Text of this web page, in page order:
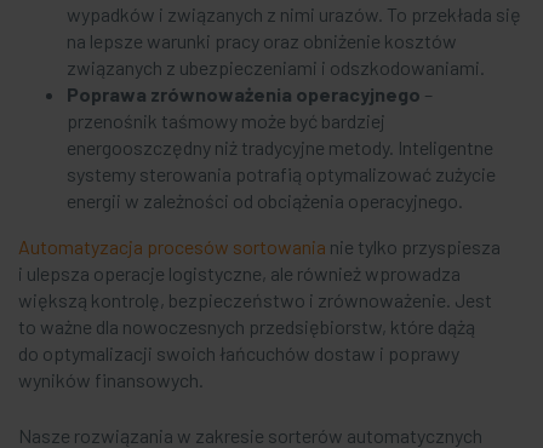
wypadków i związanych z nimi urazów. To przekłada się
na lepsze warunki pracy oraz obniżenie kosztów
związanych z ubezpieczeniami i odszkodowaniami.
Poprawa zrównoważenia operacyjnego –
przenośnik taśmowy może być bardziej
energooszczędny niż tradycyjne metody. Inteligentne
systemy sterowania potrafią optymalizować zużycie
energii w zależności od obciążenia operacyjnego.
Automatyzacja procesów sortowania nie tylko przyspiesza
i ulepsza operacje logistyczne, ale również wprowadza
większą kontrolę, bezpieczeństwo i zrównoważenie. Jest
to ważne dla nowoczesnych przedsiębiorstw, które dążą
do optymalizacji swoich łańcuchów dostaw i poprawy
wyników finansowych.
Nasze rozwiązania w zakresie sorterów automatycznych